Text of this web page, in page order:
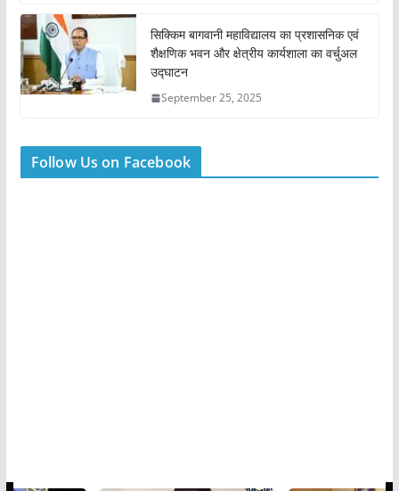
सिक्किम बागवानी महाविद्यालय का प्रशासनिक एवं
शैक्षणिक भवन और क्षेत्रीय कार्यशाला का वर्चुअल
उद्घाटन
September 25, 2025
Follow Us on Facebook